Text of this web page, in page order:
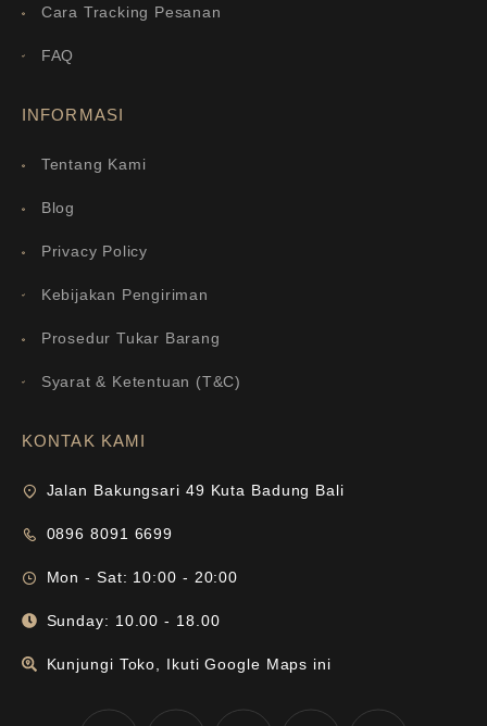
Cara Tracking Pesanan
FAQ
INFORMASI
Tentang Kami
Blog
Privacy Policy
Kebijakan Pengiriman
Prosedur Tukar Barang
Syarat & Ketentuan (T&C)
KONTAK KAMI
Jalan Bakungsari 49 Kuta Badung Bali
0896 8091 6699
Mon - Sat: 10:00 - 20:00
Sunday: 10.00 - 18.00
Kunjungi Toko, Ikuti Google Maps ini